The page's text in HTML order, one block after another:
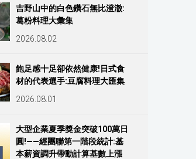
العربية
吉野山中的白色鑽石無比澄澈:
葛粉料理大彙集
2026.08.02
飽足感十足卻依然健康!日式食
材的代表選手:豆腐料理大匯集
2026.08.01
大型企業夏季獎金突破100萬日
圓!——經團聯第一階段統計:基
本薪資調升帶動計算基數上漲